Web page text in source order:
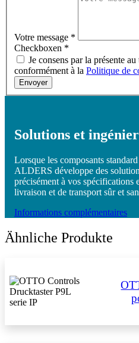
Votre message *
Checkboxen *
Je consens par la présente
conformément à la Politique de
Envoyer
Solutions et
Lorsque les composants
ALDERS développe des
précisément à vos spécifications
livraison et de transport sûr et
Informations complémentaires
Ähnliche Produkte